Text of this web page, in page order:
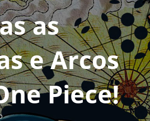
as
e Arcos
Piece!